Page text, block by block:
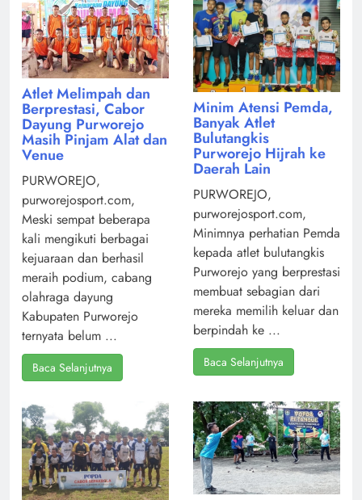
Atlet Melimpah dan
Berprestasi, Cabor
Dayung Purworejo
Masih Pinjam Alat dan
Venue
PURWOREJO,
purworejosport.com,
Meski sempat beberapa
kali mengikuti berbagai
kejuaraan dan berhasil
meraih podium, cabang
olahraga dayung
Kabupaten Purworejo
ternyata belum ...
Baca Selanjutnya
Minim Atensi Pemda,
Banyak Atlet
Bulutangkis
Purworejo Hijrah ke
Daerah Lain
PURWOREJO,
purworejosport.com,
Minimnya perhatian Pemda
kepada atlet bulutangkis
Purworejo yang berprestasi
membuat sebagian dari
mereka memilih keluar dan
berpindah ke ...
Baca Selanjutnya